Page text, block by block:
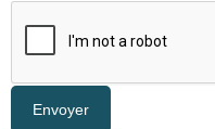
Envoyer